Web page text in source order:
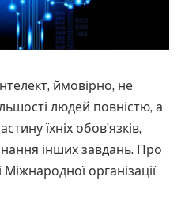
ймовірно, не
людей повністю, а
їхніх обов’язків,
інших завдань. Про
організації